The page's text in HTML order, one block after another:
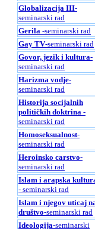
Globalizacija III-
seminarski rad
Gerila -seminarski rad
Gay TV-seminarski rad
Govor, jezik i kultura-
seminarski rad
Harizma vodje-
seminarski rad
Historija socijalnih
političkih doktrina -
seminarski rad
Homoseksualnost-
seminarski rad
Heroinsko carstvo-
seminarski rad
Islam i arapska
- seminarski rad
Islam i njegov uticaj
društvo-seminarski rad
Ideologija-seminarski